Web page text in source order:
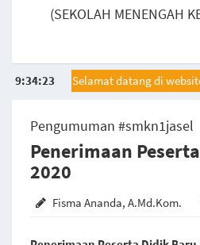
(SEKOLAH MENENGAH
9:34:23 Selamat datang di
Pengumuman #smkn1jasel
Penerimaan
2020
Fisma Ananda, A.Md.Kom.